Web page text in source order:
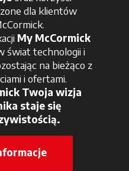
dla klientów
My McCormick
świat technologii i
na bieżąco z
i ofertami.
Twoja wizja
staje się